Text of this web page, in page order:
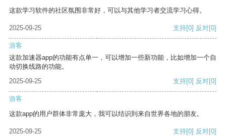
这款学习软件的社区氛围非常好，可以与其他学习者交流学习心得。
2025-09-25 支持[0] 反对[0]
游客
这款加速器app的功能有点单一，可以增加一些新功能，比如增加一个自
动切换线路的功能。
2025-09-25
支持[0] 反对[0]
游客
这款app的用户群体非常庞大，我可以结识到来自世界各地的朋友。
2025-09-25 支持[0] 反对[0]